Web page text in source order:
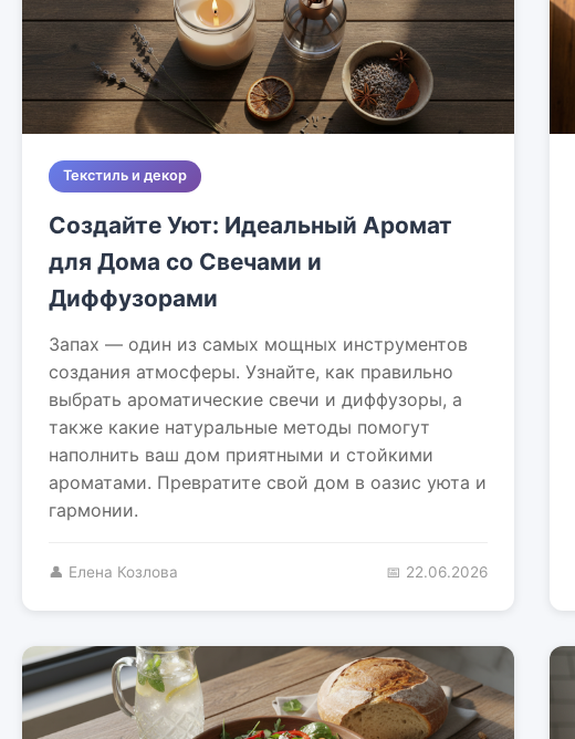
Текстиль и декор
Создайте Уют: Идеальный Аромат
для Дома со Свечами и
Диффузорами
Запах — один из самых мощных инструментов
создания атмосферы. Узнайте, как правильно
выбрать ароматические свечи и диффузоры, а
также какие натуральные методы помогут
наполнить ваш дом приятными и стойкими
ароматами. Превратите свой дом в оазис уюта и
гармонии.
👤 Елена Козлова 📅 22.06.2026